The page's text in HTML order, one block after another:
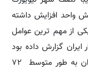
واحد افزایش داشته
از مهم ترین عوامل
ایران گزارش داده بود
که یک خانوار شهری در سال ۱۳۹۸ در استان تهران به طور متوسط ۷۲